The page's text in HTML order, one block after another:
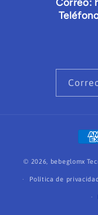
Correo:
de
pago
© 2026, bebeglomx
Política de